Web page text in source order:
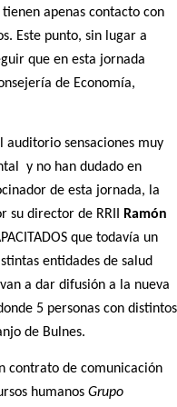
apenas contacto con
Este punto, sin lugar a
que en esta jornada
de Economía,
auditorio sensaciones muy
y no han dudado en
de esta jornada, la
su director de RRII
Ramón
que todavía un
entidades de salud
a dar difusión a la nueva
5 personas con distintos
de Bulnes.
contrato de comunicación
humanos Grupo